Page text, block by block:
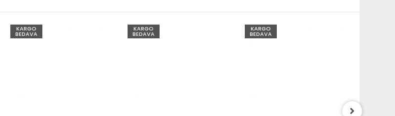
KARGO
BEDAVA
KARGO
BEDAVA
KARGO
BEDAVA